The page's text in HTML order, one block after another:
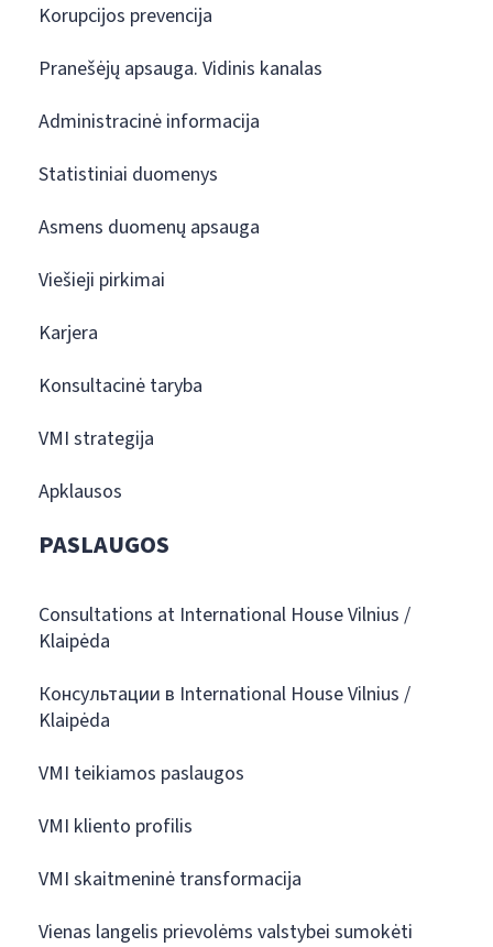
Korupcijos prevencija
Pranešėjų apsauga. Vidinis kanalas
Administracinė informacija
Statistiniai duomenys
Asmens duomenų apsauga
Viešieji pirkimai
Karjera
Konsultacinė taryba
VMI strategija
Apklausos
PASLAUGOS
Consultations at International House Vilnius /
Klaipėda
Консультации в International House Vilnius /
Klaipėda
VMI teikiamos paslaugos
VMI kliento profilis
VMI skaitmeninė transformacija
Vienas langelis prievolėms valstybei sumokėti